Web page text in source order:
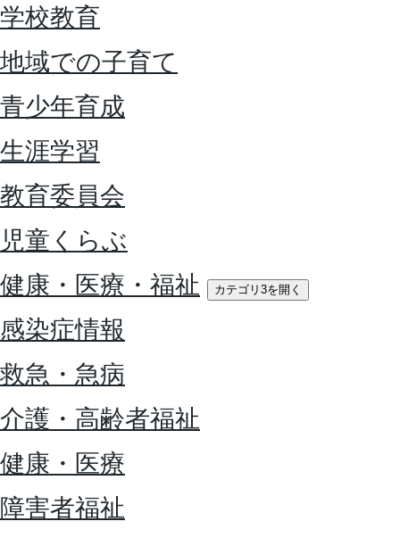
学校教育
地域での子育て
青少年育成
生涯学習
教育委員会
児童くらぶ
健康・医療・福祉
カテゴリ3を開く
感染症情報
救急・急病
介護・高齢者福祉
健康・医療
障害者福祉